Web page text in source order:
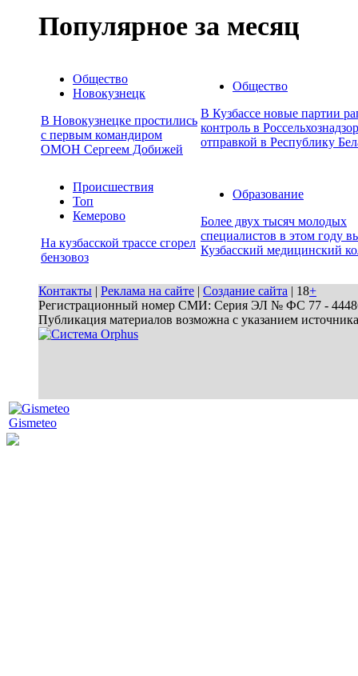
Популярное за месяц
Общество
Новокузнецк
В Новокузнецке простились
с первым командиром
ОМОН Сергеем Добижей
Общество
В Кузбассе новые партии
контроль в
отправкой в Республику
Происшествия
Топ
Кемерово
На кузбасской трассе сгорел
бензовоз
Образование
Более двух тысяч молодых
специалистов в этом году
Кузбасский медицинский
Контакты | Реклама на сайте | Создание сайта | 18+
Регистрационный номер СМИ: Серия ЭЛ № ФС 77 - 44486
Публикация материалов возможна с указанием
Gismeteo